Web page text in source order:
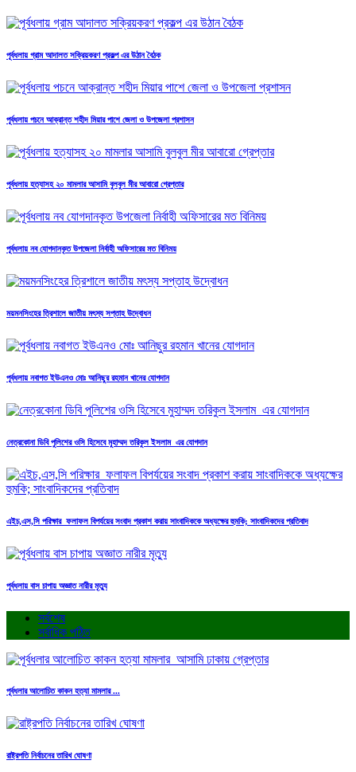
পূর্বধলায় গ্রাম আদালত সক্রিয়করণ প্রকল্প এর উঠান বৈঠক
পূর্বধলায় পচনে আক্রান্ত শহীদ মিয়ার পাশে জেলা ও উপজেলা প্রশাসন
পূর্বধলায় হত্যাসহ ২০ মামলার আসামি বুলবুল মীর আবারো গ্রেপ্তার
পূর্বধলায় নব যোগদানকৃত উপজেলা নির্বাহী অফিসারের মত বিনিময়
ময়মনসিংহের ত্রিশালে জাতীয় মৎস্য সপ্তাহ উদ্বোধন
পূর্বধলায় নবাগত ইউএনও মোঃ আনিছুর রহমান খানের যোগদান
নেত্রকোনা ডিবি পুলিশের ওসি হিসেবে মুহাম্মদ তরিকুল ইসলাম এর যোগদান
এইচ,এস,সি পরিক্ষার ফলাফল বিপর্যয়ের সংবাদ প্রকাশ করায় সাংবাদিককে অধ্যক্ষের হুমকি; সাংবাদিকদের প্রতিবাদ
পূর্বধলায় বাস চাপায় অজ্ঞাত নারীর মৃত্যু
সর্বশেষ
সর্বাধিক পঠিত
পূর্বধলার আলোচিত কাকন হত্যা মামলার ...
রাষ্ট্রপতি নির্বাচনের তারিখ ঘোষণা